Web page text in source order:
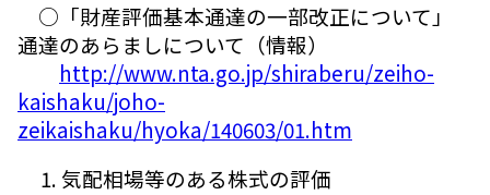
○「財産評価基本通達の一部改正について」
通達のあらましについて（情報）
http://www.nta.go.jp/shiraberu/zeiho-
kaishaku/joho-
zeikaishaku/hyoka/140603/01.htm
気配相場等のある株式の評価